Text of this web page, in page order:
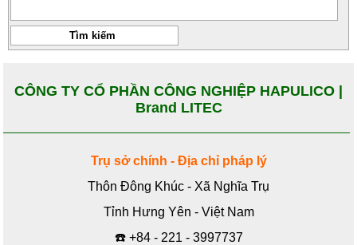
CÔNG TY CỔ PHẦN CÔNG NGHIỆP HAPULICO |
Brand LITEC
Trụ sở chính - Địa chỉ pháp lý
Thôn Đông Khúc - Xã Nghĩa Trụ
Tỉnh Hưng Yên - Việt Nam
☎️ +84 - 221 - 3997737